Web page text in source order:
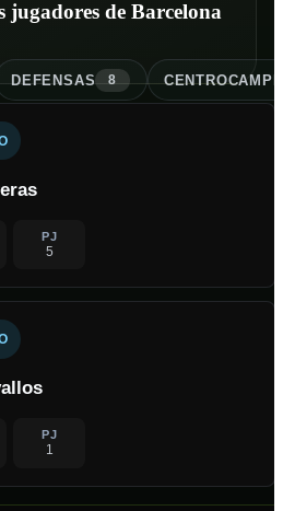
jugadores de Barcelona
DEFENSAS 8
PJ
5
PJ
1